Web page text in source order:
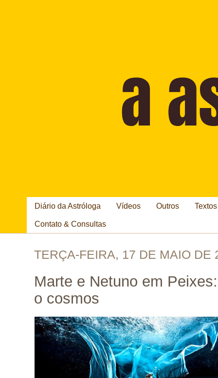
Diário da Astróloga Vídeos Outros
Contato & Consultas
TERÇA-FEIRA, 17 DE MAIO DE
Marte e Netuno em
o cosmos